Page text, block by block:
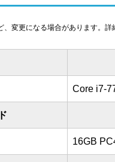
変更になる場合があります。詳
Core i7-
16GB